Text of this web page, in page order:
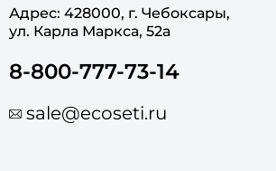
Адрес: 428000, г. Чебоксары,
ул. Карла Маркса, 52а
8-800-777-73-14
sale@ecoseti.ru